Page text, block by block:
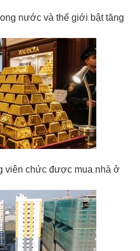
nước và thế giới bật tăng
viên chức được mua nhà ở